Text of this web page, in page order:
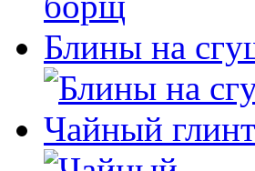
Блины на
Чайный